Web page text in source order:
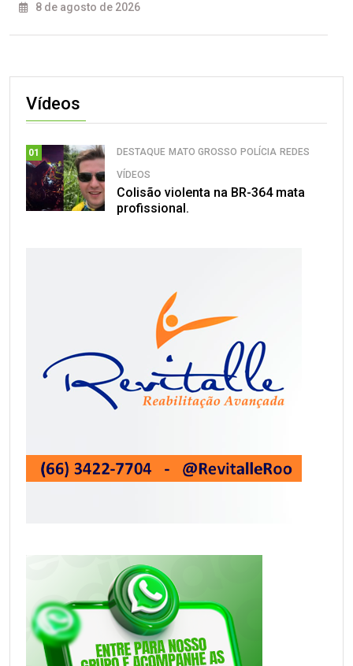
8 de agosto de 2026
Vídeos
01 DESTAQUE MATO GROSSO POLÍCIA REDES
VÍDEOS
Colisão violenta na BR-364 mata
profissional.